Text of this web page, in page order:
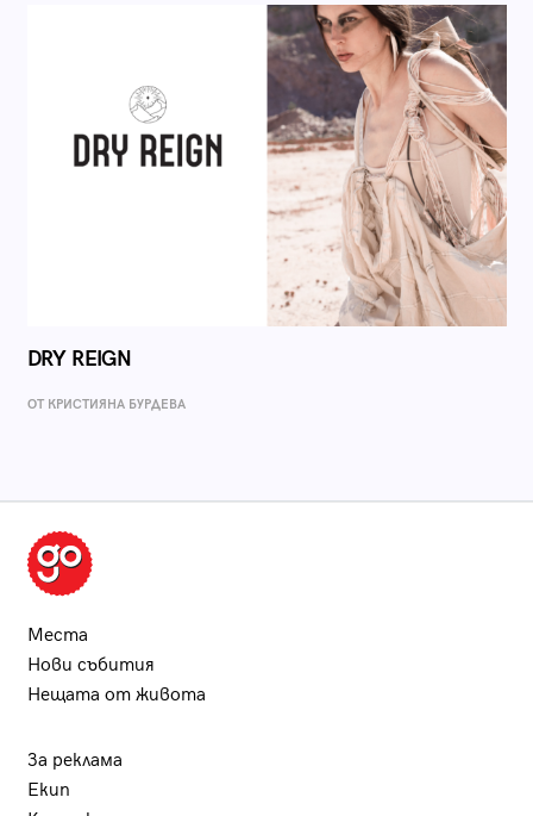
DRY REIGN
ОТ КРИСТИЯНА БУРДЕВА
Места
Нови събития
Нещата от живота
За реклама
Екип